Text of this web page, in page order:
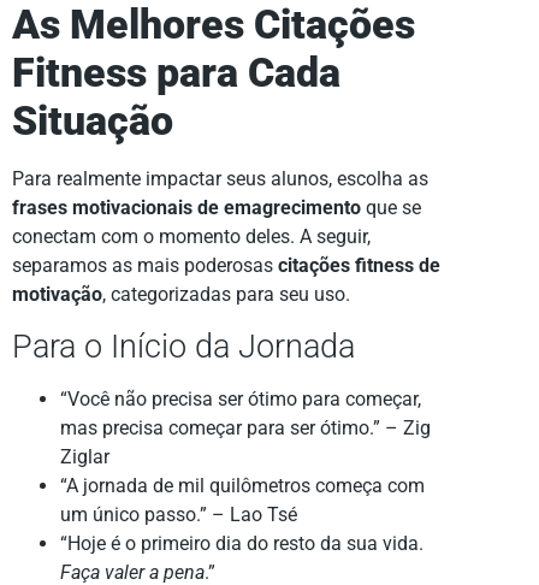
As Melhores Citações
Fitness para Cada
Situação
Para realmente impactar seus alunos, escolha as
frases motivacionais de emagrecimento que se
conectam com o momento deles. A seguir,
separamos as mais poderosas citações fitness de
motivação, categorizadas para seu uso.
Para o Início da Jornada
“Você não precisa ser ótimo para começar,
mas precisa começar para ser ótimo.” – Zig
Ziglar
“A jornada de mil quilômetros começa com
um único passo.” – Lao Tsé
“Hoje é o primeiro dia do resto da sua vida.
Faça valer a pena.”